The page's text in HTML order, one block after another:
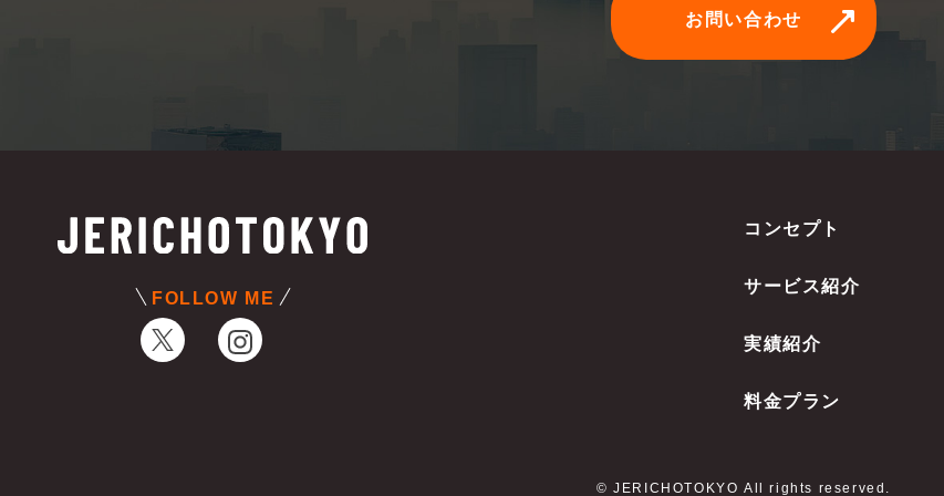
お問い合わせ
FOLLOW ME
コンセプト
サービス紹介
実績紹介
料金プラン
© JERICHOTOKYO All rights reserved.